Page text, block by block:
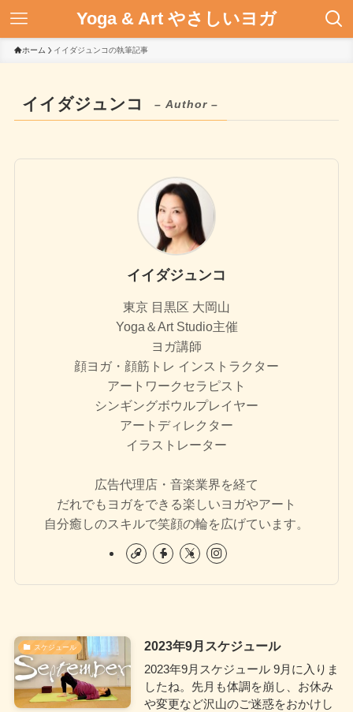
Yoga & Art やさしいヨガ
ホーム イイダジュンコの執筆記事
イイダジュンコ – Author –
イイダジュンコ
東京 目黒区 大岡山
Yoga＆Art Studio主催
ヨガ講師
顔ヨガ・顔筋トレ インストラクター
アートワークセラピスト
シンギングボウルプレイヤー
アートディレクター
イラストレーター
広告代理店・音楽業界を経て
だれでもヨガをできる楽しいヨガやアート
自分癒しのスキルで笑顔の輪を広げています。
スケジュール 2023年9月スケジュール
2023年9月スケジュール 9月に入りま
したね。先月も体調を崩し、お休み
や変更など沢山のご迷惑をおかけし